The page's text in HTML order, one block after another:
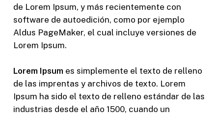
de Lorem Ipsum, y más recientemente con
software de autoedición, como por ejemplo
Aldus PageMaker, el cual incluye versiones de
Lorem Ipsum.
Lorem Ipsum es simplemente el texto de relleno
de las imprentas y archivos de texto. Lorem
Ipsum ha sido el texto de relleno estándar de las
industrias desde el año 1500, cuando un